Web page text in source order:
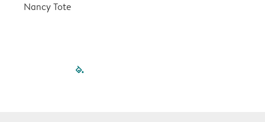
Nancy Tote
filled-pagination